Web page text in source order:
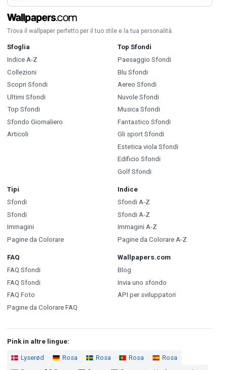
Trova il wallpaper perfetto per il tuo stile e la tua personalità.
Sfoglia
Indice A-Z
Collezioni
Scopri Sfondi
Ultimi Sfondi
Top Sfondi
Sfondo Giornaliero
Articoli
Top Sfondi
Paesaggio Sfondi
Blu Sfondi
Aereo Sfondi
Nuvole Sfondi
Musica Sfondi
Fantastico Sfondi
Gli sport Sfondi
Estetica viola Sfondi
Edificio Sfondi
Golf Sfondi
Tipi
Sfondi
Sfondi
Immagini
Pagine da Colorare
Indice
Sfondi A-Z
Sfondi A-Z
Immagini A-Z
Pagine da Colorare A-Z
FAQ
FAQ Sfondi
FAQ Sfondi
FAQ Foto
Pagine da Colorare FAQ
Wallpapers.com
Blog
Invia uno sfondo
API per sviluppatori
Pink in altre lingue:
Lyserød Rosa Rosa Rosa
Rosa